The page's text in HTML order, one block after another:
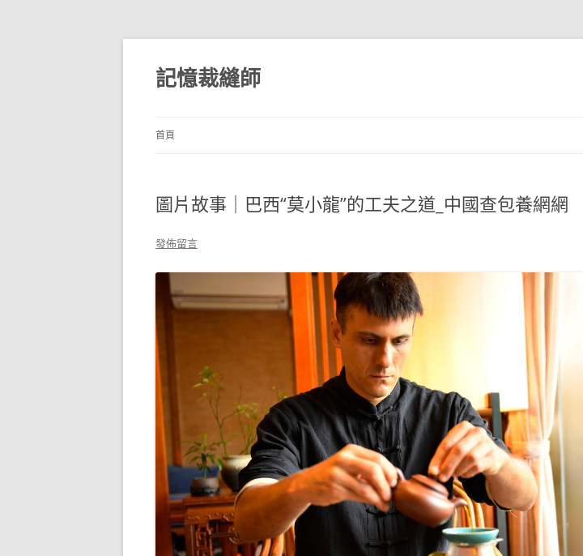
跳
主
要
內
記憶裁縫師
首頁
圖片故事｜巴西“莫小龍”的工夫之道_中國查包養網網
發佈留言